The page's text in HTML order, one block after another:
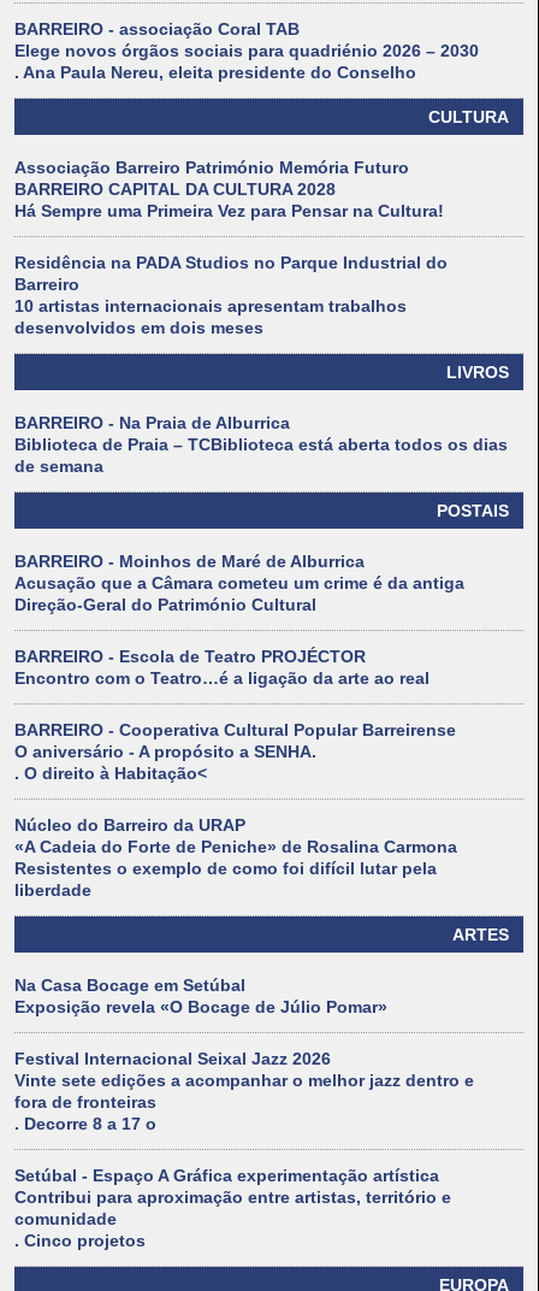
BARREIRO - associação Coral TAB
Elege novos órgãos sociais para quadriénio 2026 – 2030
. Ana Paula Nereu, eleita presidente do Conselho
CULTURA
Associação Barreiro Património Memória Futuro
BARREIRO CAPITAL DA CULTURA 2028
Há Sempre uma Primeira Vez para Pensar na Cultura!
Residência na PADA Studios no Parque Industrial do
Barreiro
10 artistas internacionais apresentam trabalhos
desenvolvidos em dois meses
LIVROS
BARREIRO - Na Praia de Alburrica
Biblioteca de Praia – TCBiblioteca está aberta todos os dias
de semana
POSTAIS
BARREIRO - Moinhos de Maré de Alburrica
Acusação que a Câmara cometeu um crime é da antiga
Direção-Geral do Património Cultural
BARREIRO - Escola de Teatro PROJÉCTOR
Encontro com o Teatro…é a ligação da arte ao real
BARREIRO - Cooperativa Cultural Popular Barreirense
O aniversário - A propósito a SENHA.
. O direito à Habitação<
Núcleo do Barreiro da URAP
«A Cadeia do Forte de Peniche» de Rosalina Carmona
Resistentes o exemplo de como foi difícil lutar pela
liberdade
ARTES
Na Casa Bocage em Setúbal
Exposição revela «O Bocage de Júlio Pomar»
Festival Internacional Seixal Jazz 2026
Vinte sete edições a acompanhar o melhor jazz dentro e
fora de fronteiras
. Decorre 8 a 17 o
Setúbal - Espaço A Gráfica experimentação artística
Contribui para aproximação entre artistas, território e
comunidade
. Cinco projetos
EUROPA